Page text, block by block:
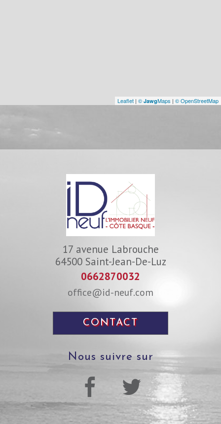
Leaflet | © JawgMaps | © OpenStreetMap
17 avenue Labrouche
64500 Saint-Jean-De-Luz
0662870032
office@id-neuf.com
CONTACT
nous suivre sur